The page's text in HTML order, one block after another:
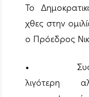
Το
χθες στην
ο Πρόεδρος
•
λιγότερη